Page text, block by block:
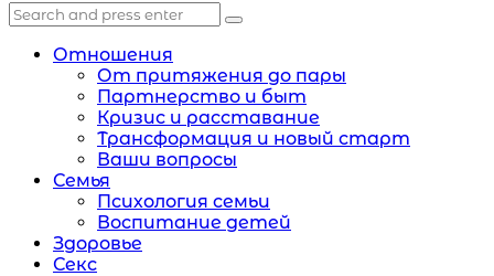
Search
Search
for:
Search
Отношения
От притяжения до пары
Партнерство и быт
Кризис и расставание
Трансформация и новый старт
Ваши вопросы
Семья
Психология семьи
Воспитание детей
Здоровье
Секс